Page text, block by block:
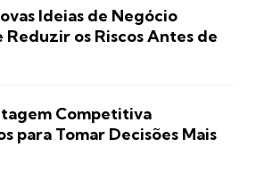
Ideias de Negócio
Reduzir os Riscos Antes de
Competitiva
para Tomar Decisões Mais